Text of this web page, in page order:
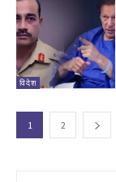
विदेश
1 2